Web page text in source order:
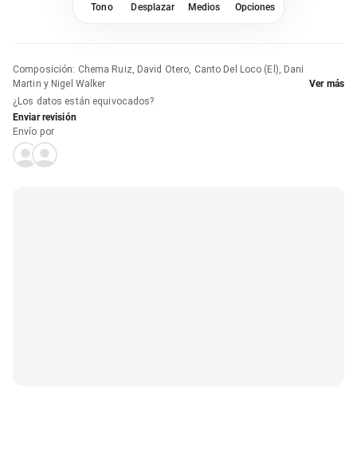
Tono Desplazar Medios Opciones
Composición: Chema Ruiz, David Otero, Canto Del Loco (El), Dani
Martin y Nigel Walker
Ver más
¿Los datos están equivocados?
Enviar revisión
Envío por